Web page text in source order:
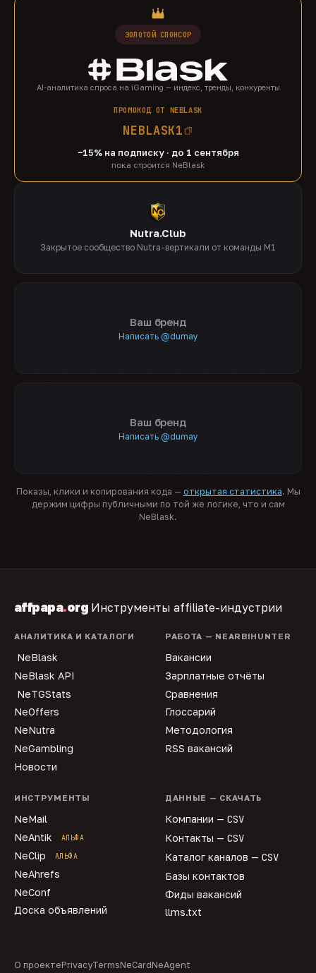
ЗОЛОТОЙ СПОНСОР
AI-аналитика спроса на iGaming — индекс, тренды, конкуренты
ПРОМОКОД ОТ NEBLASK
NEBLASK1
−15% на подписку · до 1 сентября
пока строится NeBlask
Nutra.Club
Закрытое сообщество Nutra-вертикали от команды M1
Ваш бренд
Написать @dumay
Ваш бренд
Написать @dumay
Показы, клики и копирования кода — открытая статистика. Мы
держим цифры публичными по той же логике, что и сам
NeBlask.
affpapa.org Инструменты affiliate-индустрии
АНАЛИТИКА И КАТАЛОГИ
NeBlask
NeBlask API
NeTGStats
NeOffers
NeNutra
NeGambling
Новости
РАБОТА — NEARBIHUNTER
Вакансии
Зарплатные отчёты
Сравнения
Глоссарий
Методология
RSS вакансий
ИНСТРУМЕНТЫ
NeMail
NeAntik
АЛЬФА
NeClip АЛЬФА
NeAhrefs
NeConf
Доска объявлений
ДАННЫЕ — СКАЧАТЬ
Компании — CSV
Контакты — CSV
Каталог каналов — CSV
Базы контактов
Фиды вакансий
llms.txt
О проектеPrivacyTermsNeCardNeAgent